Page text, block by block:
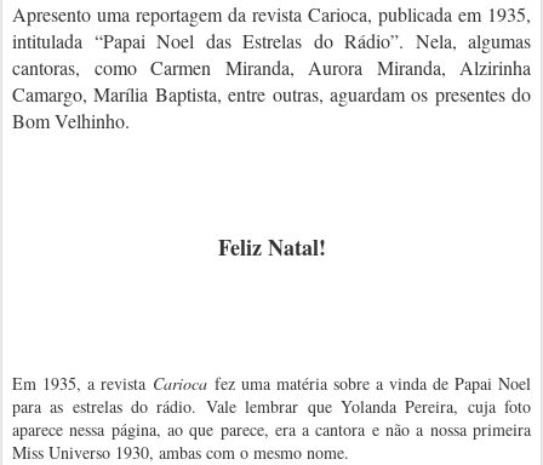
Apresento uma reportagem da revista Carioca, publicada em 1935,
intitulada “Papai Noel das Estrelas do Rádio”. Nela, algumas
cantoras, como Carmen Miranda, Aurora Miranda, Alzirinha
Camargo, Marília Baptista, entre outras, aguardam os presentes do
Bom Velhinho.
Feliz Natal!
Em 1935, a revista Carioca fez uma matéria sobre a vinda de Papai Noel
para as estrelas do rádio. Vale lembrar que Yolanda Pereira, cuja foto
aparece nessa página, ao que parece, era a cantora e não a nossa primeira
Miss Universo 1930, ambas com o mesmo nome.